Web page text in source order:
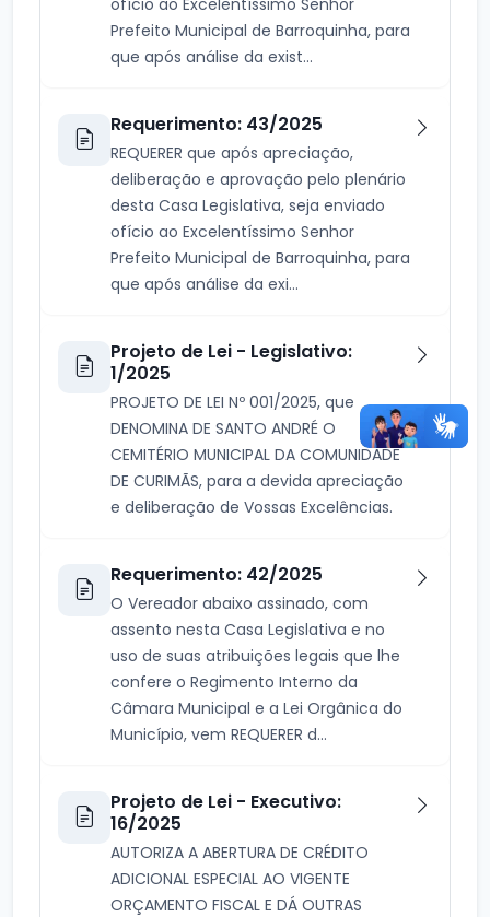
Prefeito Municipal de Barroquinha, para
que após análise da exist...
Requerimento: 43/2025
REQUERER que após apreciação,
deliberação e aprovação pelo plenário
desta Casa Legislativa, seja enviado
ofício ao Excelentíssimo Senhor
Prefeito Municipal de Barroquinha, para
que após análise da exi...
Projeto de Lei - Legislativo:
1/2025
PROJETO DE LEI Nº 001/2025, que
DENOMINA DE SANTO ANDRÉ O
CEMITÉRIO MUNICIPAL DA COMUNIDADE
DE CURIMÃS, para a devida apreciação
e deliberação de Vossas Excelências.
Requerimento: 42/2025
O Vereador abaixo assinado, com
assento nesta Casa Legislativa e no
uso de suas atribuições legais que lhe
confere o Regimento Interno da
Câmara Municipal e a Lei Orgânica do
Município, vem REQUERER d...
Projeto de Lei - Executivo:
16/2025
AUTORIZA A ABERTURA DE CRÉDITO
ADICIONAL ESPECIAL AO VIGENTE
ORÇAMENTO FISCAL E DÁ OUTRAS